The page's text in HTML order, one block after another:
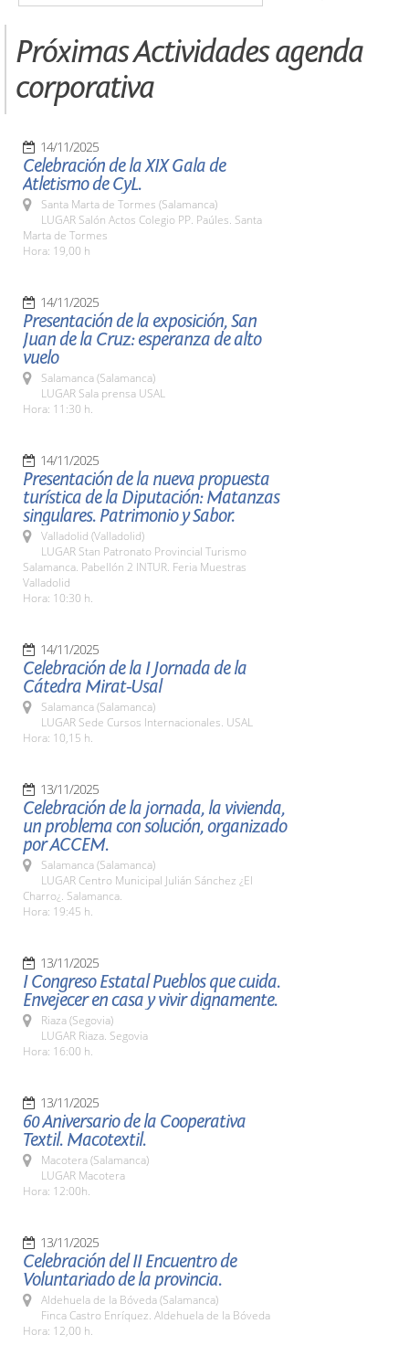
Próximas Actividades agenda
corporativa
14/11/2025
Celebración de la XIX Gala de
Atletismo de CyL.
Santa Marta de Tormes (Salamanca)
LUGAR Salón Actos Colegio PP. Paúles. Santa
Marta de Tormes
Hora: 19,00 h
14/11/2025
Presentación de la exposición, San
Juan de la Cruz: esperanza de alto
vuelo
Salamanca (Salamanca)
LUGAR Sala prensa USAL
Hora: 11:30 h.
14/11/2025
Presentación de la nueva propuesta
turística de la Diputación: Matanzas
singulares. Patrimonio y Sabor.
Valladolid (Valladolid)
LUGAR Stan Patronato Provincial Turismo
Salamanca. Pabellón 2 INTUR. Feria Muestras
Valladolid
Hora: 10:30 h.
14/11/2025
Celebración de la I Jornada de la
Cátedra Mirat-Usal
Salamanca (Salamanca)
LUGAR Sede Cursos Internacionales. USAL
Hora: 10,15 h.
13/11/2025
Celebración de la jornada, la vivienda,
un problema con solución, organizado
por ACCEM.
Salamanca (Salamanca)
LUGAR Centro Municipal Julián Sánchez ¿El
Charro¿. Salamanca.
Hora: 19:45 h.
13/11/2025
I Congreso Estatal Pueblos que cuida.
Envejecer en casa y vivir dignamente.
Riaza (Segovia)
LUGAR Riaza. Segovia
Hora: 16:00 h.
13/11/2025
60 Aniversario de la Cooperativa
Textil. Macotextil.
Macotera (Salamanca)
LUGAR Macotera
Hora: 12:00h.
13/11/2025
Celebración del II Encuentro de
Voluntariado de la provincia.
Aldehuela de la Bóveda (Salamanca)
Finca Castro Enríquez. Aldehuela de la Bóveda
Hora: 12,00 h.